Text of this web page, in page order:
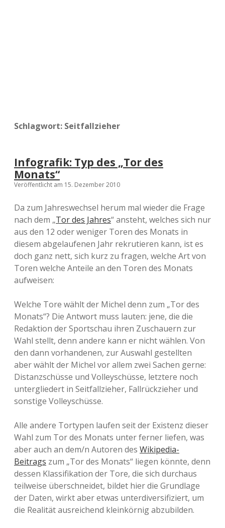
Schlagwort: Seitfallzieher
Infografik: Typ des „Tor des
Monats“
Veröffentlicht am 15. Dezember 2010
Da zum Jahreswechsel herum mal wieder die Frage
nach dem „Tor des Jahres“ ansteht, welches sich nur
aus den 12 oder weniger Toren des Monats in
diesem abgelaufenen Jahr rekrutieren kann, ist es
doch ganz nett, sich kurz zu fragen, welche Art von
Toren welche Anteile an den Toren des Monats
aufweisen:
Welche Tore wählt der Michel denn zum „Tor des
Monats“? Die Antwort muss lauten: jene, die die
Redaktion der Sportschau ihren Zuschauern zur
Wahl stellt, denn andere kann er nicht wählen. Von
den dann vorhandenen, zur Auswahl gestellten
aber wählt der Michel vor allem zwei Sachen gerne:
Distanzschüsse und Volleyschüsse, letztere noch
untergliedert in Seitfallzieher, Fallrückzieher und
sonstige Volleyschüsse.
Alle andere Tortypen laufen seit der Existenz dieser
Wahl zum Tor des Monats unter ferner liefen, was
aber auch an dem/n Autoren des Wikipedia-
Beitrags zum „Tor des Monats“ liegen könnte, denn
dessen Klassifikation der Tore, die sich durchaus
teilweise überschneidet, bildet hier die Grundlage
der Daten, wirkt aber etwas unterdiversifiziert, um
die Realität ausreichend kleinkörnig abzubilden.